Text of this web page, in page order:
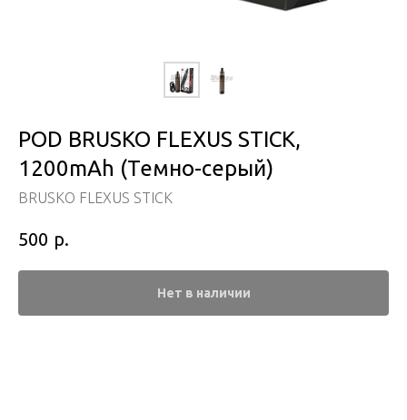
POD BRUSKO FLEXUS STICK,
1200mAh (Темно-серый)
BRUSKO FLEXUS STICK
500 р.
Нет в наличии